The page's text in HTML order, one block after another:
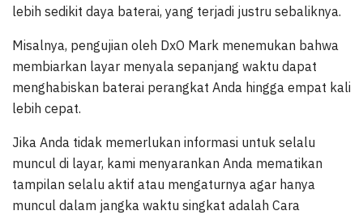
lebih sedikit daya baterai, yang terjadi justru sebaliknya.
Misalnya, pengujian oleh DxO Mark menemukan bahwa
membiarkan layar menyala sepanjang waktu dapat
menghabiskan baterai perangkat Anda hingga empat kali
lebih cepat.
Jika Anda tidak memerlukan informasi untuk selalu
muncul di layar, kami menyarankan Anda mematikan
tampilan selalu aktif atau mengaturnya agar hanya
muncul dalam jangka waktu singkat adalah Cara